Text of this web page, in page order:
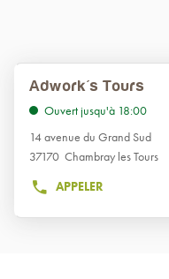
sur
touche
ENTRÉE
obtenir
Point
de
vente
:
Adwork's Tours
Ouvert jusqu'à 18:00
14 avenue du Grand Sud
37170 Chambray les Tours
APPELER
AFFICHER